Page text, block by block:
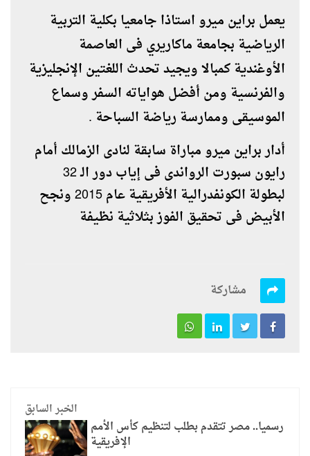
يعمل براين ميرو استاذا جامعيا بكلية التربية
الرياضية بجامعة ماكاريري فى العاصمة
الأوغندية كمبالا ويجيد تحدث اللغتين الإنجليزية
والفرنسية ومن أفضل هواياته السفر وسماع
الموسيقى وممارسة رياضة السباحة .
أدار براين ميرو مباراة سابقة لنادى الزمالك أمام
رايون سبورت الرواندى فى إياب دور الـ 32
لبطولة الكونفدرالية الأفريقية عام 2015 ونجح
الأبيض فى تحقيق الفوز بثلاثية نظيفة
مشاركة
الخبر السابق
رسميا.. مصر تتقدم بطلب لتنظيم كأس الأمم
الإفريقية